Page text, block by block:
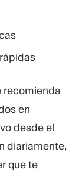
recomienda
en
desde el
diariamente,
que te